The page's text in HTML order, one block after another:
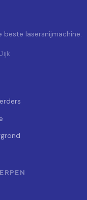
beste lasersnijmachine.